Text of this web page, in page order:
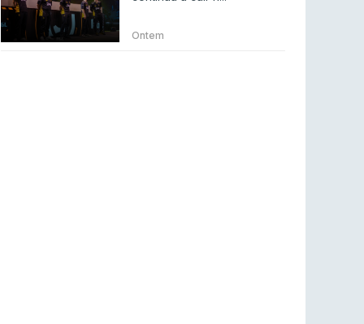
BLAST Bounty S2 na RTP Arena: Regressa o
melhor Counter-Strike
Ontem